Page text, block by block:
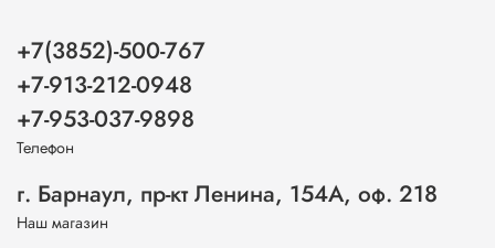
+7(3852)-500-767
+7-913-212-0948
+7-953-037-9898
Телефон
г. Барнаул, пр-кт Ленина, 154А, оф. 218
Наш магазин